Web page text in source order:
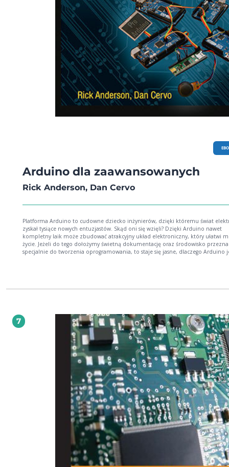
Arduino dla zaawansowanych
Rick Anderson, Dan Cervo
Platforma Arduino to cudowne dziecko inżynierów, dzięki któremu świat
zyskał tysiące nowych entuzjastów. Skąd oni się wzięli? Dzięki Arduino nawet
kompletny laik może zbudować atrakcyjny układ elektroniczny, który ułatwi
życie. Jeżeli do tego dołożymy świetną dokumentację oraz środowisko
specjalnie do tworzenia oprogramowania, to staje się jasne, dlaczego Arduino
zdecydowanie szerszą wiedzę. Ta książka Ci jej dostarczy. W trakcie lektury
dowiesz się, jak wykorzystać wiele platform Arduino do pracy nad jednym
problemem. A potem nauczysz się tworzyć biblioteki dla Arduino i
społeczności. W tym tkwi największa siła platformy! Dowiedz się: jak zwiększyć
wydajność Arduino jak zbudować sieć sensorową do czego wykorzystać moduły
pasjonata elektroniki!
7